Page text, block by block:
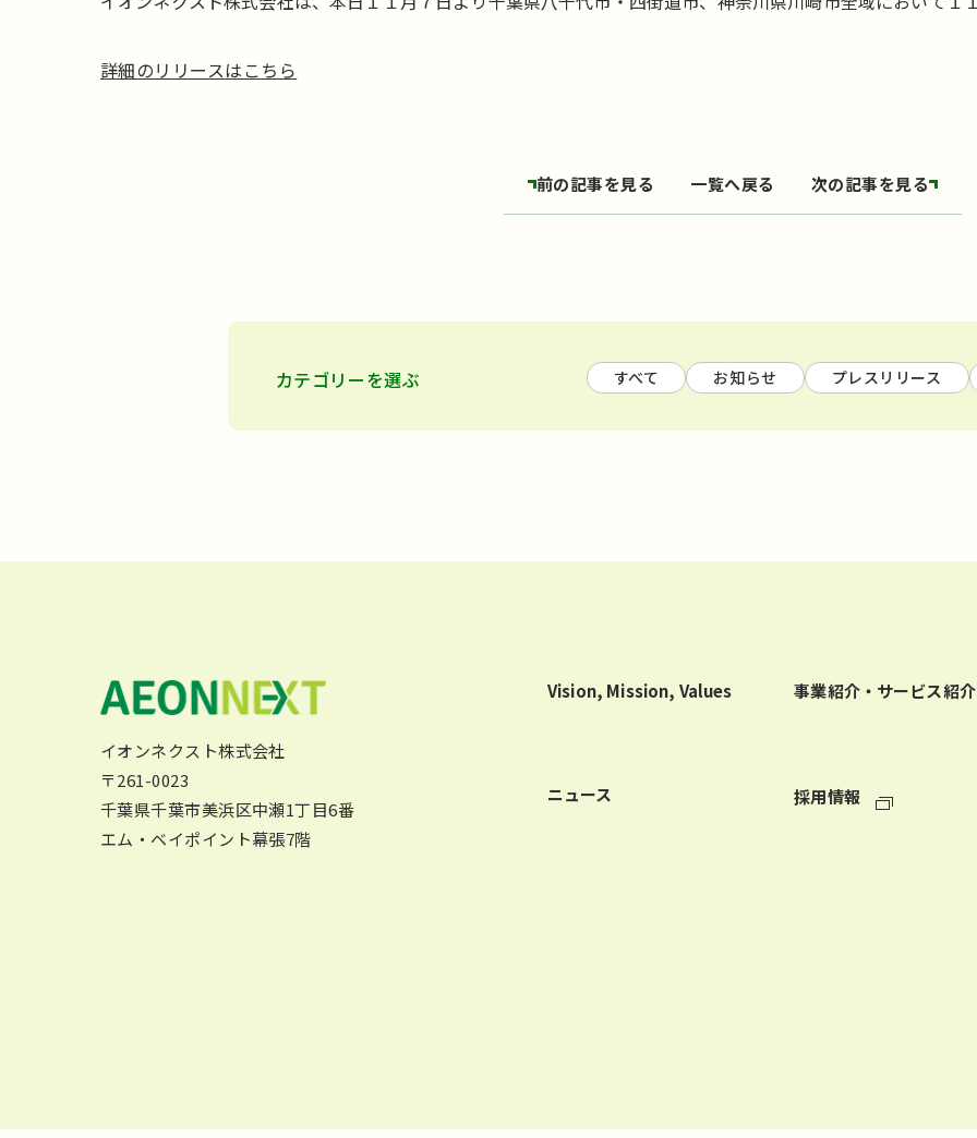
詳細のリリースはこちら
前の記事を見る 一覧へ戻る 次の記事を見る
カテゴリーを選ぶ すべて お知らせ プレスリリース
イオンネクスト株式会社
〒261-0023
千葉県千葉市美浜区中瀬1丁目6番
エム・ベイポイント幕張7階
Vision, Mission, Values 事業紹介・サービス紹介
ニュース 採用情報